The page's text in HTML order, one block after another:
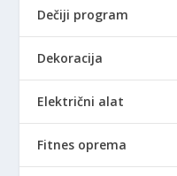
Dečiji program
Dekoracija
Električni alat
Fitnes oprema